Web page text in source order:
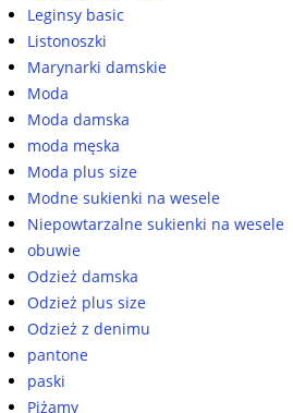
Leginsy basic
Listonoszki
Marynarki damskie
Moda
Moda damska
moda męska
Moda plus size
Modne sukienki na wesele
Niepowtarzalne sukienki na wesele
obuwie
Odzież damska
Odzież plus size
Odzież z denimu
pantone
paski
Piżamy